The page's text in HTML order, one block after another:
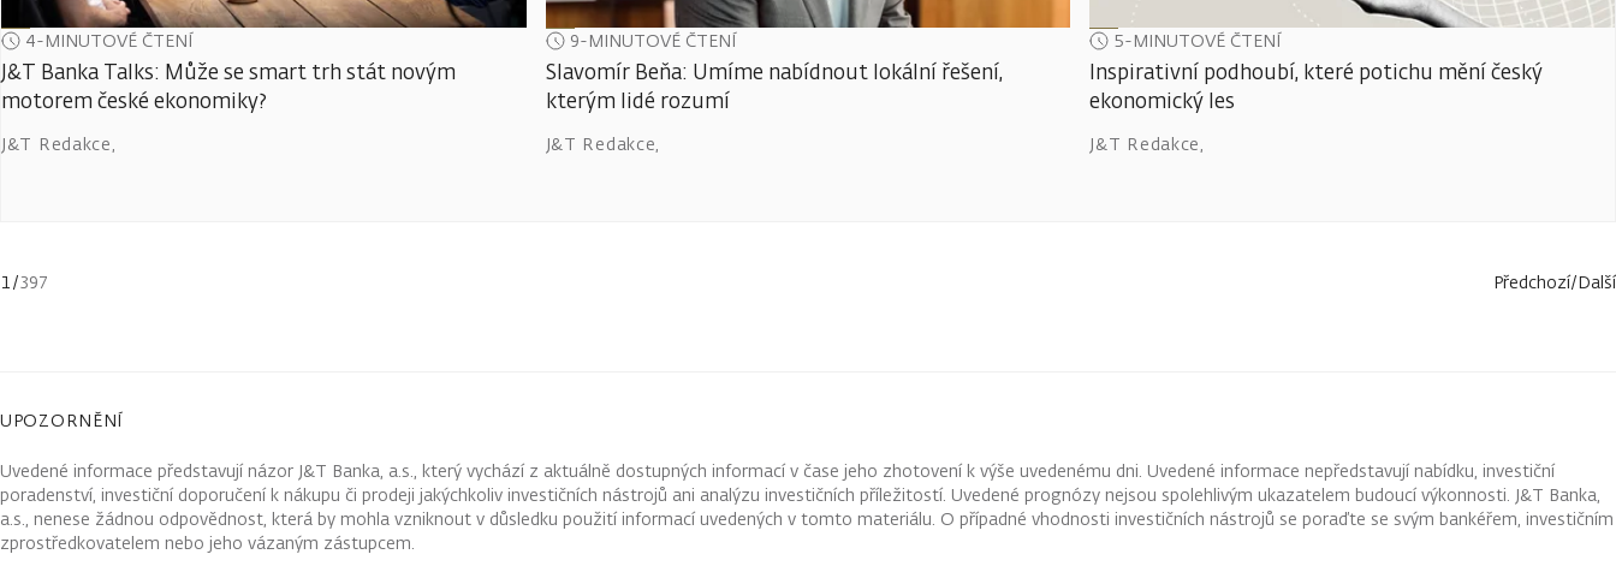
4-MINUTOVÉ ČTENÍ
J&T Banka Talks: Může se smart trh stát novým
motorem české ekonomiky?
J&T Redakce,
9-MINUTOVÉ ČTENÍ
Slavomír Beňa: Umíme nabídnout lokální řešení,
kterým lidé rozumí
J&T Redakce,
5-MINUTOVÉ ČTENÍ
Inspirativní podhoubí, které potichu mění český
ekonomický les
J&T Redakce,
1/397 Předchozí/Další
UPOZORNĚNÍ
Uvedené informace představují názor J&T Banka, a.s., který vychází z aktuálně dostupných informací v čase jeho zhotovení k výše uvedenému dni. Uvedené informace nepředstavují nabídku, investiční
poradenství, investiční doporučení k nákupu či prodeji jakýchkoliv investičních nástrojů ani analýzu investičních příležitostí. Uvedené prognózy nejsou spolehlivým ukazatelem budoucí výkonnosti. J&T Banka,
a.s., nenese žádnou odpovědnost, která by mohla vzniknout v důsledku použití informací uvedených v tomto materiálu. O případné vhodnosti investičních nástrojů se poraďte se svým bankéřem, investičním
zprostředkovatelem nebo jeho vázaným zástupcem.